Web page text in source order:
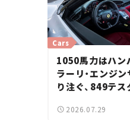
Cars
1050馬力はハン
ラーリ・エンジ
り注ぐ、849テ
2026.07.29